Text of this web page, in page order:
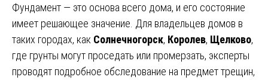
Фундамент — это основа всего дома, и его состояние
имеет решающее значение. Для владельцев домов в
таких городах, как Солнечногорск, Королев, Щелково,
где грунты могут проседать или промерзать, эксперты
проводят подробное обследование на предмет трещин,